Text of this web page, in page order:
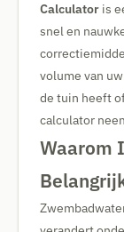
Calculator is
snel en
volume van
de tuin heeft
calculator
Waarom